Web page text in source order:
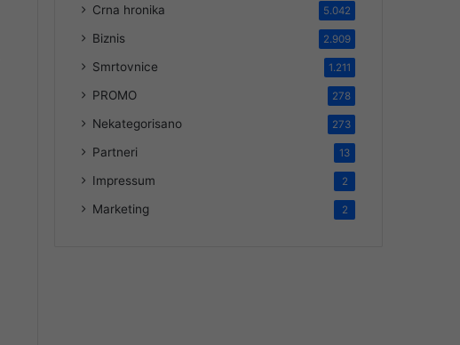
Crna hronika 5.042
Biznis 2.909
Smrtovnice 1.211
PROMO 278
Nekategorisano 273
Partneri 13
Impressum 2
Marketing 2